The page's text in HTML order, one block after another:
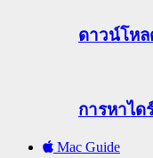
ดาวน์โหล
การหาได
Mac Guide